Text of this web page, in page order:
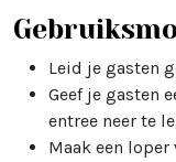
Leid je gasten
Geef je gasten
entree neer te
Maak een